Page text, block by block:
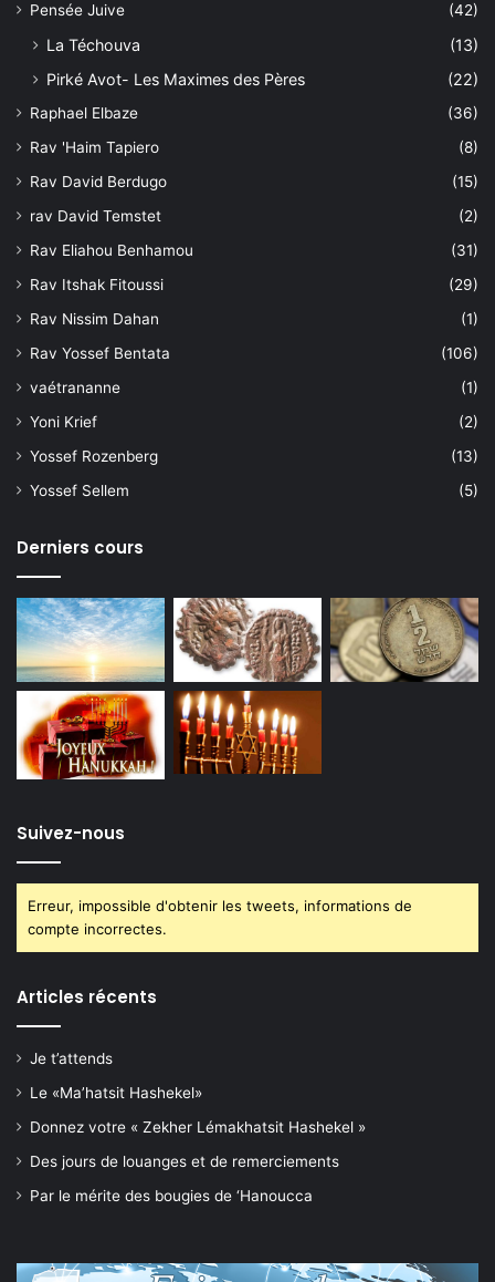
Pensée Juive (42)
La Téchouva
(13)
Pirké Avot- Les Maximes des Pères
(22)
Raphael Elbaze
(36)
Rav 'Haim Tapiero
(8)
Rav David Berdugo
(15)
rav David Temstet
(2)
Rav Eliahou Benhamou
(31)
Rav Itshak Fitoussi
(29)
Rav Nissim Dahan
(1)
Rav Yossef Bentata
(106)
vaétrananne
(1)
Yoni Krief
(2)
Yossef Rozenberg
(13)
Yossef Sellem
(5)
Derniers cours
Suivez-nous
Erreur, impossible d'obtenir les tweets, informations de
compte incorrectes.
Articles récents
Je t’attends
Le «Ma’hatsit Hashekel»
Donnez votre « Zekher Lémakhatsit Hashekel »
Des jours de louanges et de remerciements
Par le mérite des bougies de ‘Hanoucca